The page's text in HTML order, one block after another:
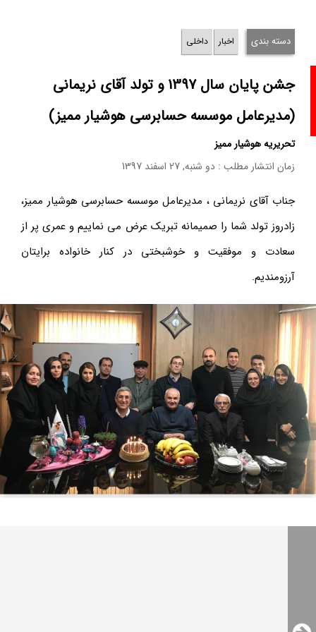
دسته بندی اخبار داخلی
جشن پایان سال 1397 و تولد آقای نریمانی
(مدیرعامل موسسه حسابرسی هوشیار ممیز)
تحریریه هوشیار ممیز
زمان انتشار مطلب : دو شنبه, 27 اسفند 1397
جناب آقای نریمانی ، مدیرعامل موسسه حسابرسی هوشیار ممیز،
زادروز تولد شما را صمیمانه تبریک عرض می نماییم و عمری پر از
سعادت و موفقیت و خوشبختی در کنار خانواده برایتان
آرزومندیم.